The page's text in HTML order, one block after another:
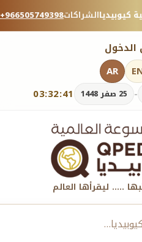
+966505749398الشراكات
03:32:43 - 25 صفر 1448
AR
..... ليقرأها العالم